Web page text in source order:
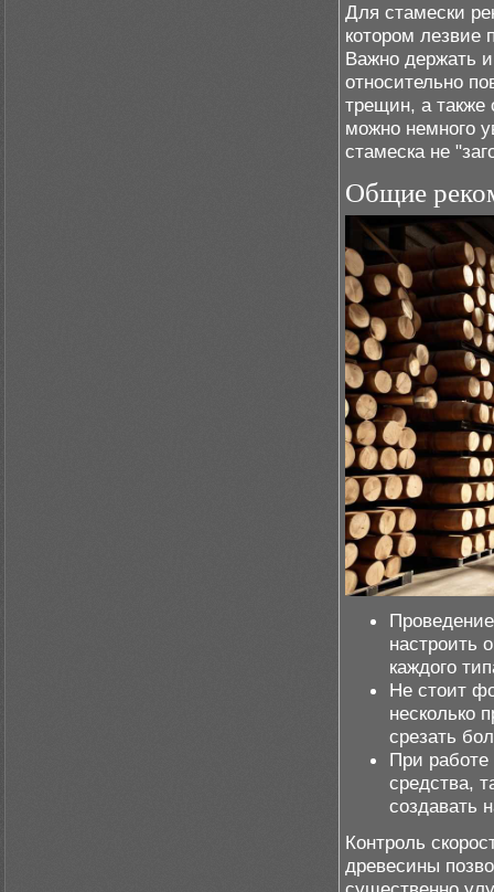
Для стамески
котором лезвие
Важно держать
относительно
трещин, а также
можно немного
стамеска не
Общие
настроить
каждого
Не стоит
несколько
срезать
При работе
средства,
создавать
Контроль
древесины